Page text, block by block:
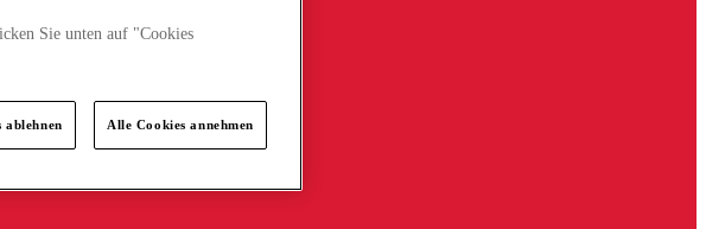
Sie unten auf "Cookies
ablehnen Alle Cookies annehmen